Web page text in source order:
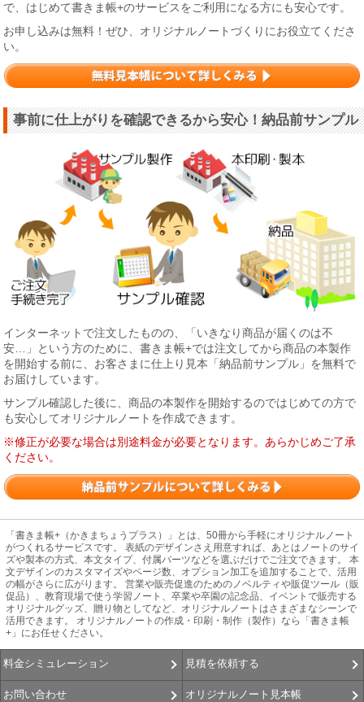
で、はじめて書きま帳+のサービスをご利用になる方にも安心です。
お申し込みは無料！ぜひ、オリジナルノートづくりにお役立てくださ
い。
事前に仕上がりを確認できるから安心！納品前サンプル
インターネットで注文したものの、「いきなり商品が届くのは不
安…」という方のために、書きま帳+では注文してから商品の本製作
を開始する前に、お客さまに仕上り見本「納品前サンプル」を無料で
お届けしています。
サンプル確認した後に、商品の本製作を開始するのではじめての方で
も安心してオリジナルノートを作成できます。
※修正が必要な場合は別途料金が必要となります。あらかじめご了承
ください。
「書きま帳+（かきまちょうプラス）」とは、50冊から手軽にオリジナルノート
がつくれるサービスです。 表紙のデザインさえ用意すれば、あとはノートのサイ
ズや製本の方式、本文タイプ、付属パーツなどを選ぶだけでご注文できます。 本
文デザインのカスタマイズやページ数、オプション加工を追加することで、活用
の幅がさらに広がります。 営業や販売促進のためのノベルティや販促ツール（販
促品）、教育現場で使う学習ノート、卒業や卒園の記念品、イベントで販売する
オリジナルグッズ、贈り物としてなど、オリジナルノートはさまざまなシーンで
活用できます。 オリジナルノートの作成・印刷・制作（製作）なら「書きま帳
+」にお任せください。
料金シミュレーション 見積を依頼する
お問い合わせ オリジナルノート見本帳